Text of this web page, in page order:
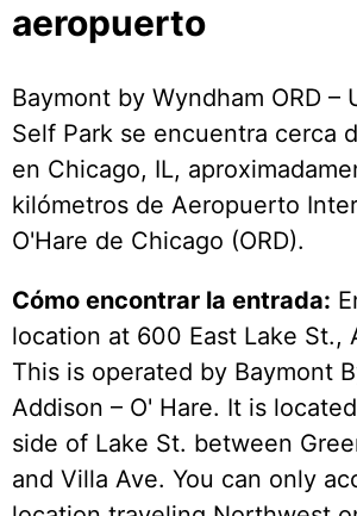
aeropuerto
Baymont by Wyndham ORD –
Self Park se encuentra cerca
en Chicago, IL,
kilómetros de Aeropuerto
O'Hare de Chicago (ORD).
Cómo encontrar la entrada:
location at 600 East Lake St.,
This is operated by Baymont
Addison – O' Hare. It is
side of Lake St. between
and Villa Ave. You can only